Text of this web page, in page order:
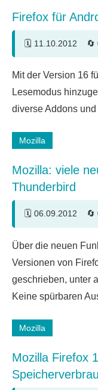
Firefox für
11.10.2012
Mit der Version 16
Lesemodus
diverse Addons
Mozilla
Mozilla: viele
Thunderbird
06.09.2012
Über die neuen
Versionen von
geschrieben, unter
Keine spürbaren
Mozilla
Mozilla Firefox